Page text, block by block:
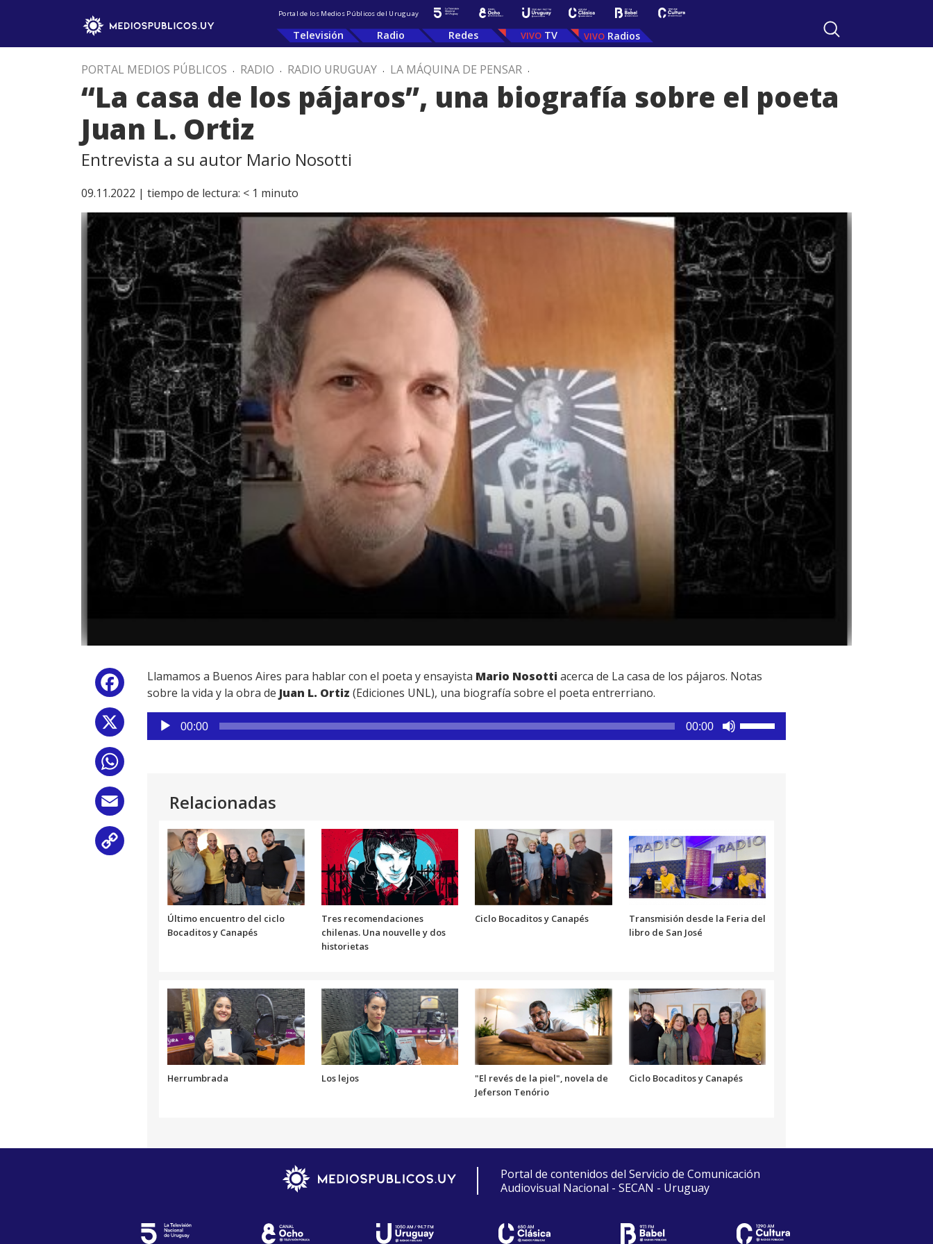
Portal de los Medios Públicos del Uruguay
Televisión Radio Redes TV Radios
PORTAL MEDIOS PÚBLICOS . RADIO . RADIO URUGUAY . LA MÁQUINA DE PENSAR .
“La casa de los pájaros”, una biografía sobre el poeta
Juan L. Ortiz
Entrevista a su autor Mario Nosotti
09.11.2022 | tiempo de lectura: < 1 minuto
Facebook
Llamamos a Buenos Aires para hablar con el poeta y ensayista Mario Nosotti acerca de La casa de los pájaros. Notas
sobre la vida y la obra de Juan L. Ortiz (Ediciones UNL), una biografía sobre el poeta entrerriano.
Reproductor
de
00:00 00:00
aumentar
o
disminuir
el
Relacionadas
Último encuentro del ciclo
Bocaditos y Canapés
Tres recomendaciones
chilenas. Una nouvelle y dos
historietas
Ciclo Bocaditos y Canapés
Transmisión desde la Feria del
libro de San José
Herrumbrada Los lejos
"El revés de la piel", novela de
Jeferson Tenório
Ciclo Bocaditos y Canapés
Portal de contenidos del Servicio de Comunicación
Audiovisual Nacional - SECAN - Uruguay